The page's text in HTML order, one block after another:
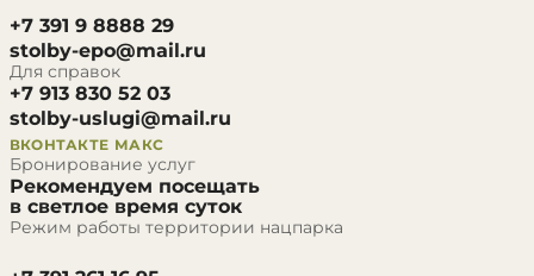
+7 391 9 8888 29
stolby-epo@mail.ru
Для справок
+7 913 830 52 03
stolby-uslugi@mail.ru
ВКОНТАКТЕ МАКС
Бронирование услуг
Рекомендуем посещать
в светлое время суток
Режим работы территории нацпарка